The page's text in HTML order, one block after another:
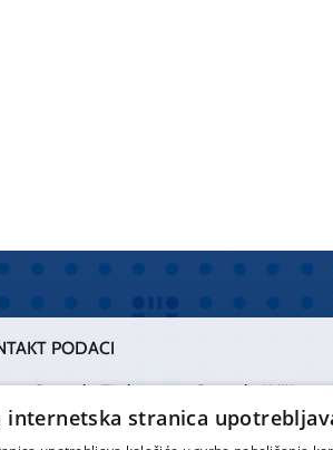
PODACI
Centrala Firule
021 556 111
Centrala Križine
021 557 111
internetska stranica